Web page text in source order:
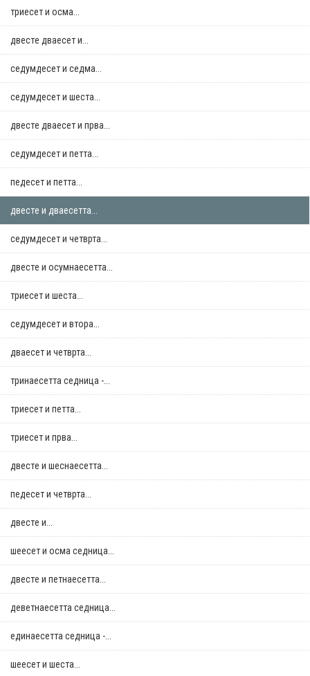
триесет и осма...
двестe дваесет и...
седумдесет и седма...
седумдесет и шеста...
двестe дваесет и прва...
седумдесет и петта...
педесет и петта...
двестe и дваесетта...
седумдесет и четврта...
двестe и осумнaесетта...
триесет и шеста...
седумдесет и втора...
дваесет и четврта...
тринаесетта седница -...
триесет и петта...
триесет и прва...
двестe и шеснаесетта...
педесет и четврта...
двестe и...
шеесет и осма седница...
двестe и петнаесетта...
деветнаесетта седница...
единаесетта седница -...
шеесет и шеста...